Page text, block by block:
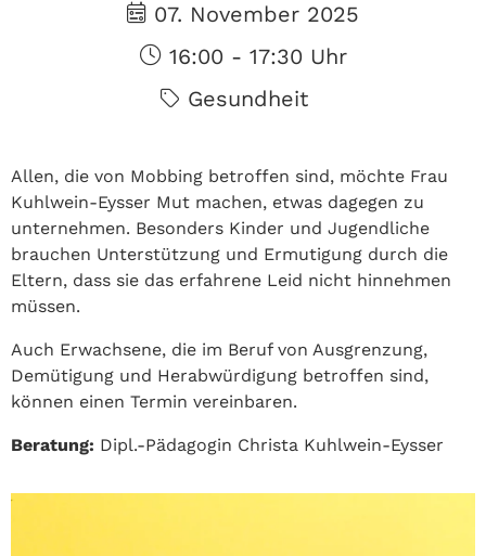
07. November 2025
16:00 - 17:30 Uhr
Gesundheit
Allen, die von Mobbing betroffen sind, möchte Frau
Kuhlwein-Eysser Mut machen, etwas dagegen zu
unternehmen. Besonders Kinder und Jugendliche
brauchen Unterstützung und Ermutigung durch die
Eltern, dass sie das erfahrene Leid nicht hinnehmen
müssen.
Auch Erwachsene, die im Beruf von Ausgrenzung,
Demütigung und Herabwürdigung betroffen sind,
können einen Termin vereinbaren.
Beratung: Dipl.-Pädagogin Christa Kuhlwein-Eysser